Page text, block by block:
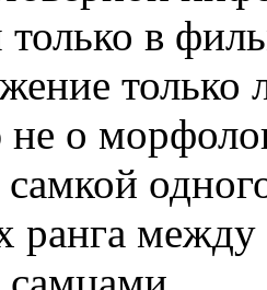
в
только
о
ранга